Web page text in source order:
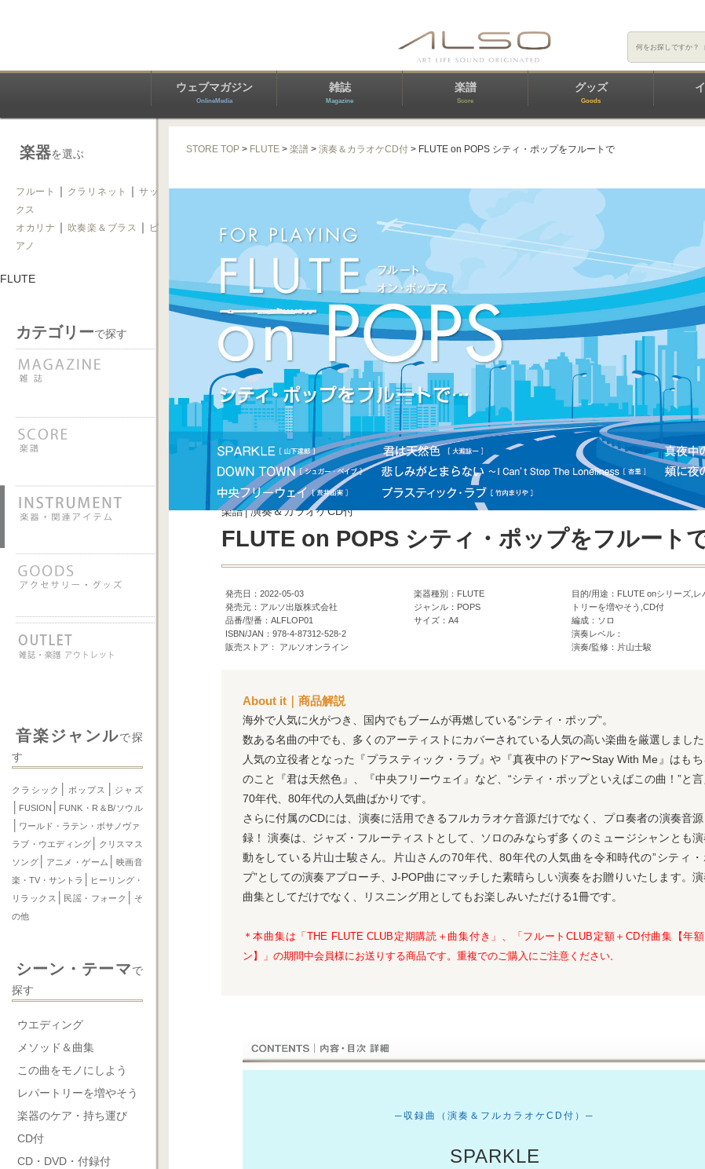
ウェブマガジン
OnlineMedia
雑誌
Magazine
楽譜
Score
グッズ
Goods
楽器を選ぶ
フルート ｜ クラリネット ｜ サッ
クス
オカリナ ｜ 吹奏楽＆ブラス ｜
ピ
アノ
FLUTE
カテゴリーで探す
音楽ジャンルで探
す
クラシック ポップス ジャズ
FUSION FUNK・R＆B/ソウル
ワールド・ラテン・ボサノヴァ
ラブ・ウエディング
クリスマス
ソング
アニメ・ゲーム
映画音
楽・TV・サントラ
ヒーリング・
リラックス
民謡・フォーク
そ
の他
シーン・テーマで
探す
ウエディング
メソッド＆曲集
この曲をモノにしよう
レパートリーを増やそう
楽器のケア・持ち運び
CD付
CD・DVD・付録付
STORE TOP > FLUTE >楽譜 >演奏＆カラオケCD付 > FLUTE on POPS シティ・ポップをフルートで
楽譜│演奏＆カラオケCD付
FLUTE on POPS シティ・ポップをフルート
発売日：2022-05-03
発売元：アルソ出版株式会社
品番/型番：ALFLOP01
ISBN/JAN：978-4-87312-528-2
販売ストア： アルソオンライン
楽器種別：FLUTE
ジャンル：POPS
サイズ：A4
目的/用途：FLUTE onシリーズ,レ
トリーを増やそう,CD付
編成：ソロ
演奏レベル：
演奏/監修：片山士駿
About it｜商品解説
海外で人気に火がつき、国内でもブームが再燃している“シティ・ポップ”。
数ある名曲の中でも、多くのアーティストにカバーされている人気の高い楽曲を厳選しました
人気の立役者となった『プラスティック・ラブ』や『真夜中のドア〜Stay With Me』はも
のこと『君は天然色』、『中央フリーウェイ』など、“シティ・ポップといえばこの曲！”と言
70年代、80年代の人気曲ばかりです。
さらに付属のCDには、演奏に活用できるフルカラオケ音源だけでなく、プロ奏者の演奏音源
録！ 演奏は、ジャズ・フルーティストとして、ソロのみならず多くのミュージシャンとも
動をしている片山士駿さん。片山さんの70年代、80年代の人気曲を令和時代の”シティ・
プ”としての演奏アプローチ、J-POP曲にマッチした素晴らしい演奏をお贈りいたします。演
曲集としてだけでなく、リスニング用としてもお楽しみいただける1冊です。
＊本曲集は「THE FLUTE CLUB定期購読＋曲集付き」、「フルートCLUB定額＋CD付曲集【年
ン】」の期間中会員様にお送りする商品です。重複でのご購入にご注意ください。
─収録曲（演奏＆フルカラオケCD付）─
SPARKLE